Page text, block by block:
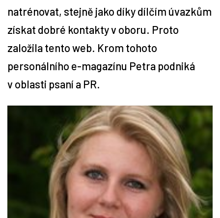
Tipy
Časopis
natrénovat, stejně jako díky dílčím úvazkům
získat dobré kontakty v oboru. Proto
založila tento web. Krom tohoto
personálního e-magazínu Petra podniká
v oblasti psaní a PR.